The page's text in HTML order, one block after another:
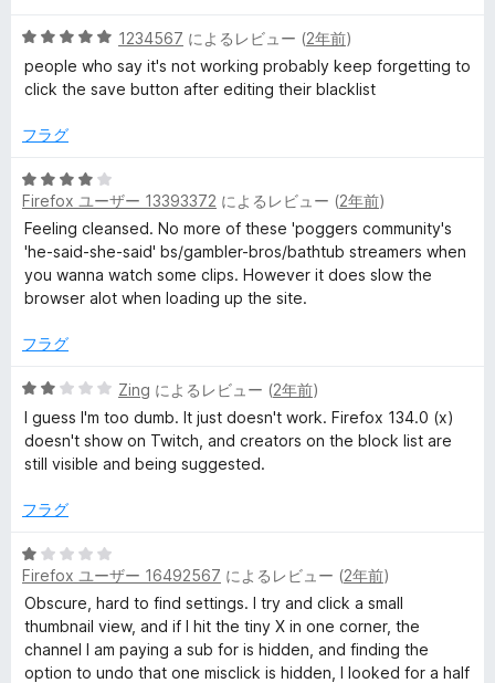
価
5
段
階
5
評
価
1234567 によるレビュー (2年前)
people who say it's not working probably keep forgetting to
click the save button after editing their blacklist
フラグ
5
段
階
中
4
の
価
Firefox ユーザー 13393372 によるレビュー (2年前)
Feeling cleansed. No more of these 'poggers community's
'he-said-she-said' bs/gambler-bros/bathtub streamers when
you wanna watch some clips. However it does slow the
browser alot when loading up the site.
フラグ
5
段
階
中
の
価
Zing によるレビュー (2年前)
I guess I'm too dumb. It just doesn't work. Firefox 134.0 (x)
doesn't show on Twitch, and creators on the block list are
still visible and being suggested.
フラグ
5
段
階
中
1
の
Firefox ユーザー 16492567 によるレビュー (2年前)
Obscure, hard to find settings. I try and click a small
thumbnail view, and if I hit the tiny X in one corner, the
channel I am paying a sub for is hidden, and finding the
option to undo that one misclick is hidden, I looked for a half